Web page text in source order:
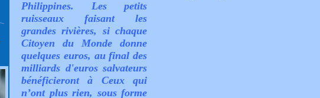
Philippines. Les petits
ruisseaux faisant les
grandes rivières, si chaque
Citoyen du Monde donne
quelques euros, au final des
milliards d'euros salvateurs
bénéficieront à Ceux qui
n’ont plus rien, sous forme